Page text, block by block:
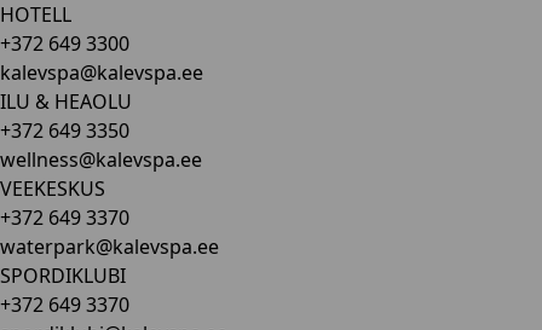
HOTELL
+372 649 3300
kalevspa@kalevspa.ee
ILU & HEAOLU
+372 649 3350
wellness@kalevspa.ee
VEEKESKUS
+372 649 3370
waterpark@kalevspa.ee
SPORDIKLUBI
+372 649 3370